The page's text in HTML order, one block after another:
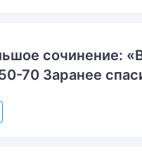
сочинение:
70 Заранее